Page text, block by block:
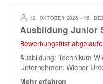
12. OKTOBER 2026 - 16.
Ausbildung Junior
Bewerbungsfrist
Ausbildung: Technikum
Unternehmen: Wiener
Mehr erfahren